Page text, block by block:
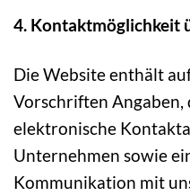
4. Kontaktmöglichkeit
Die Website enthält
Vorschriften Angaben,
elektronische
Unternehmen sowie
Kommunikation mit